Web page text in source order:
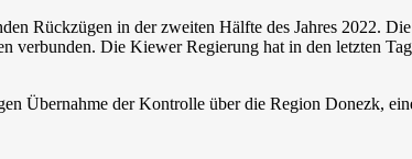
Rückzügen in der zweiten Hälfte des Jahres 2022.
verbunden. Die Kiewer Regierung hat in den letzten
Übernahme der Kontrolle über die Region Donezk,